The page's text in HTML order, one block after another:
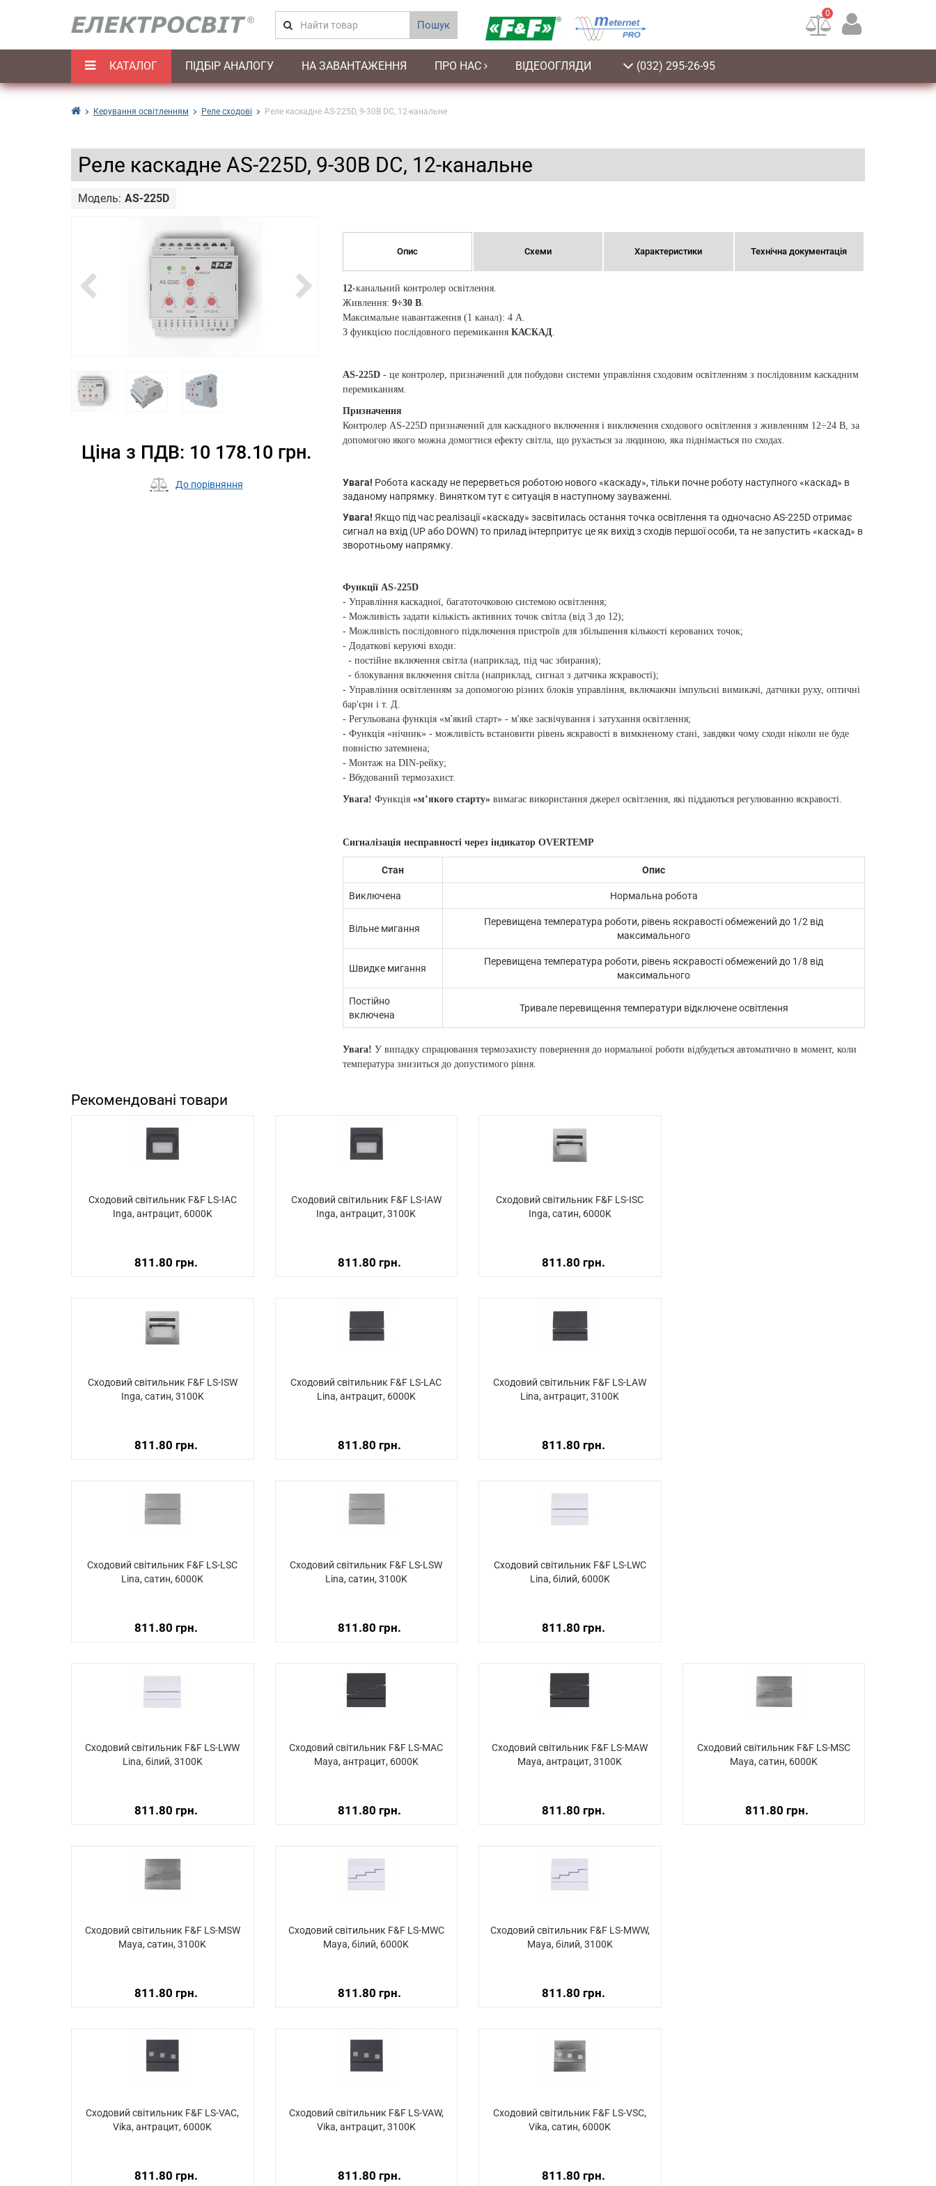
Пошук
0
КАТАЛОГ ПІДБІР АНАЛОГУ НА ЗАВАНТАЖЕННЯ ПРО НАС ВІДЕООГЛЯДИ (032) 295-26-95
Керування освітленням Реле сходові Реле каскадне AS-225D, 9-30В DC, 12-канальне
Реле каскадне AS-225D, 9-30В DC, 12-канальне
Модель: AS-225D
Ціна з ПДВ: 10 178.10 грн.
До порівняння
Опис Схеми Характеристики Технічна документація
12-канальний контролер освітлення.
Живлення: 9÷30 В.
Максимальне навантаження (1 канал): 4 А.
З функцією послідовного перемикання КАСКАД.
AS-225D - це контролер, призначений для побудови системи управління сходовим освітленням з послідовним каскадним
перемиканням.
Призначення
Контролер AS-225D призначений для каскадного включення і виключення сходового освітлення з живленням 12÷24 В, за
допомогою якого можна домогтися ефекту світла, що рухається за людиною, яка піднімається по сходах.
Увага! Робота каскаду не перерветься роботою нового «каскаду», тільки почне роботу наступного «каскад» в
заданому напрямку. Винятком тут є ситуація в наступному зауваженні.
Увага! Якщо під час реалізації «каскаду» засвітилась остання точка освітлення та одночасно AS-225D отримає
сигнал на вхід (UP або DOWN) то прилад інтерпритує це як вихід з сходів першої особи, та не запустить «каскад» в
зворотньому напрямку.
Функції AS-225D
- Управління каскадної, багатоточковою системою освітлення;
- Можливість задати кількість активних точок світла (від 3 до 12);
- Можливість послідовного підключення пристроїв для збільшення кількості керованих точок;
- Додаткові керуючі входи:
- постійне включення світла (наприклад, під час збирання);
- блокування включення світла (наприклад, сигнал з датчика яскравості);
- Управління освітленням за допомогою різних блоків управління, включаючи імпульсні вимикачі, датчики руху, оптичні
бар'єри і т. Д.
- Регульована функція «м'який старт» - м'яке засвічування і затухання освітлення;
- Функція «нічник» - можливість встановити рівень яскравості в вимкненому стані, завдяки чому сходи ніколи не буде
повністю затемнена;
- Монтаж на DIN-рейку;
- Вбудований термозахист.
Увага! Функція «м’якого старту» вимагає використання джерел освітлення, які піддаються регулюванню яскравості.
Сигналізація несправності через індикатор OVERTEMP
Стан Опис
Виключена Нормальна робота
Вільне мигання
Перевищена температура роботи, рівень яскравості обмежений до 1/2 від
максимального
Швидке мигання
Перевищена температура роботи, рівень яскравості обмежений до 1/8 від
максимального
Постійно
включена
Тривале перевищення температури відключене освітлення
Увага! У випадку спрацювання термозахисту повернення до нормальної роботи відбудеться автоматично в момент, коли
температура знизиться до допустимого рівня.
Рекомендовані товари
Сходовий світильник F&F LS-IAC
Inga, антрацит, 6000K
811.80 грн.
Сходовий світильник F&F LS-IAW
Inga, антрацит, 3100K
811.80 грн.
Сходовий світильник F&F LS-ISC
Inga, сатин, 6000K
811.80 грн.
Сходовий світильник F&F LS-ISW
Inga, сатин, 3100K
811.80 грн.
Сходовий світильник F&F LS-LAC
Lina, антрацит, 6000K
811.80 грн.
Сходовий світильник F&F LS-LAW
Lina, антрацит, 3100K
811.80 грн.
Сходовий світильник F&F LS-LSC
Lina, сатин, 6000K
811.80 грн.
Сходовий світильник F&F LS-LSW
Lina, сатин, 3100K
811.80 грн.
Сходовий світильник F&F LS-LWC
Lina, білий, 6000K
811.80 грн.
Сходовий світильник F&F LS-LWW
Lina, білий, 3100K
811.80 грн.
Сходовий світильник F&F LS-MAC
Maya, антрацит, 6000K
811.80 грн.
Сходовий світильник F&F LS-MAW
Maya, антрацит, 3100K
811.80 грн.
Сходовий світильник F&F LS-MSC
Maya, сатин, 6000K
811.80 грн.
Сходовий світильник F&F LS-MSW
Maya, сатин, 3100K
811.80 грн.
Сходовий світильник F&F LS-MWC
Maya, білий, 6000K
811.80 грн.
Сходовий світильник F&F LS-MWW,
Maya, білий, 3100K
811.80 грн.
Сходовий світильник F&F LS-VAC,
Vika, антрацит, 6000K
811.80 грн.
Сходовий світильник F&F LS-VAW,
Vika, антрацит, 3100K
811.80 грн.
Сходовий світильник F&F LS-VSC,
Vika, сатин, 6000K
811.80 грн.